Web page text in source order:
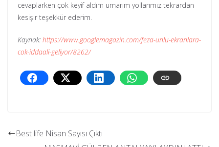
cevaplarken çok keyif aldım umarım yollarımız tekrardan
kesişir teşekkür ederim.
Kaynak: https://www.googlemagazin.com/feza-unlu-ekranlara-
cok-iddaali-geliyor/8262/
Best life Nisan Sayısı Çıktı